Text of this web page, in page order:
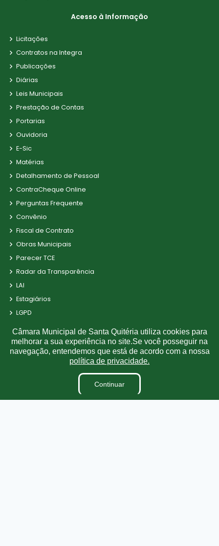
Acesso à Informação
Licitações
Contratos na Integra
Publicações
Diárias
Leis Municipais
Prestação de Contas
Portarias
Ouvidoria
E-Sic
Matérias
Detalhamento de Pessoal
ContraCheque Online
Perguntas Frequente
Convênio
Fiscal de Contrato
Obras Municipais
Parecer TCE
Radar da Transparência
LAI
Estagiários
LGPD
TV CÂMARA
Terceirizados
Plano Estratégico Institucional
Relatório de Gestão Municipal
Câmara Municipal de Santa Quitéria utiliza cookies para
melhorar a sua experiência no site.Se você posseguir na
navegação, entendemos que está de acordo com a nossa
política de privacidade.
Continuar